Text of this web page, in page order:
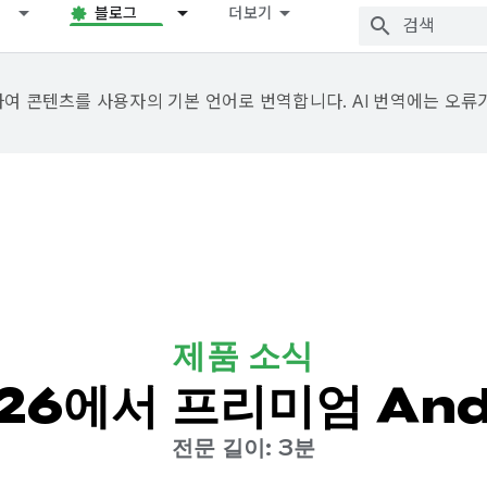
블로그 더보기
콘텐츠를 사용자의 기본 언어로 번역합니다. AI 번역에는 오류
제품 소식
에서 프리미엄
전문 길이: 3분